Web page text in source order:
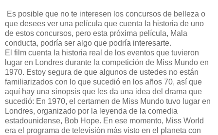
Es posible que no te interesen los concursos de belleza o
que desees ver una película que cuenta la historia de uno
de estos concursos, pero esta próxima película, Mala
conducta, podría ser algo que podría interesarte.
El film cuenta la historia real de los eventos que tuvieron
lugar en Londres durante la competición de Miss Mundo en
1970. Estoy segura de que algunos de ustedes no están
familiarizados con lo que sucedió en los años 70, así que
aquí hay una sinopsis que les da una idea del drama que
sucedió: En 1970, el certamen de Miss Mundo tuvo lugar en
Londres, organizado por la leyenda de la comedia
estadounidense, Bob Hope. En ese momento, Miss World
era el programa de televisión más visto en el planeta con